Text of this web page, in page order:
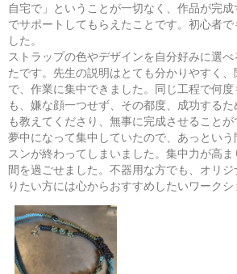
パラコードで作るミニバッグ
08/16(日) 10:00-14:00
東京 （東横線）学芸大学駅から徒歩15分
08/16(日) 11:00-15:00
東京 （東横線）学芸大学駅から徒歩15分
自宅で」ということが一切なく、作品が完
でサポートしてもらえたことです。初心者で
した。
ストラップの色やデザインを自分好みに選
たです。先生の説明はとても分かりやすく
で、作業に集中できました。同じ工程で何
も、嫌な顔一つせず、その都度、成功する
も教えてくださり、無事に完成させることが
夢中になって集中していたので、あっとい
スンが終わってしまいました。集中力が高
間を過ごせました。不器用な方でも、オリ
りたい方には心からおすすめしたいワークシ